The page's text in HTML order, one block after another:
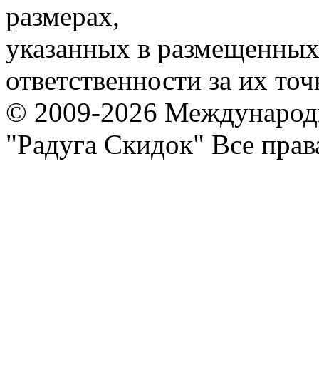
размерах,
указанных в
ответственности за их
© 2009-2026
"Радуга Скидок" Все